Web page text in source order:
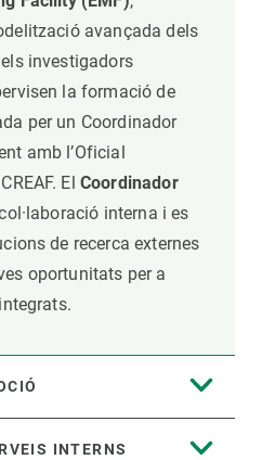
avançada dels
investigadors
la formació de
per un Coordinador
amb l’Oficial
El Coordinador
interna i es
de recerca externes
oportunitats per a
INTERNS